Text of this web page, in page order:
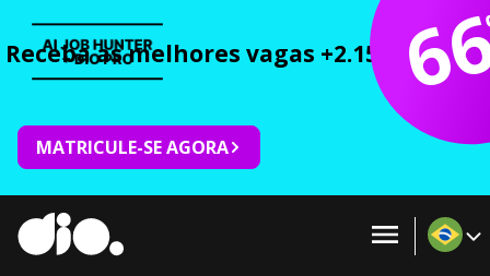
Receba as melhores vagas +2.150 cursos
MATRICULE-SE AGORA